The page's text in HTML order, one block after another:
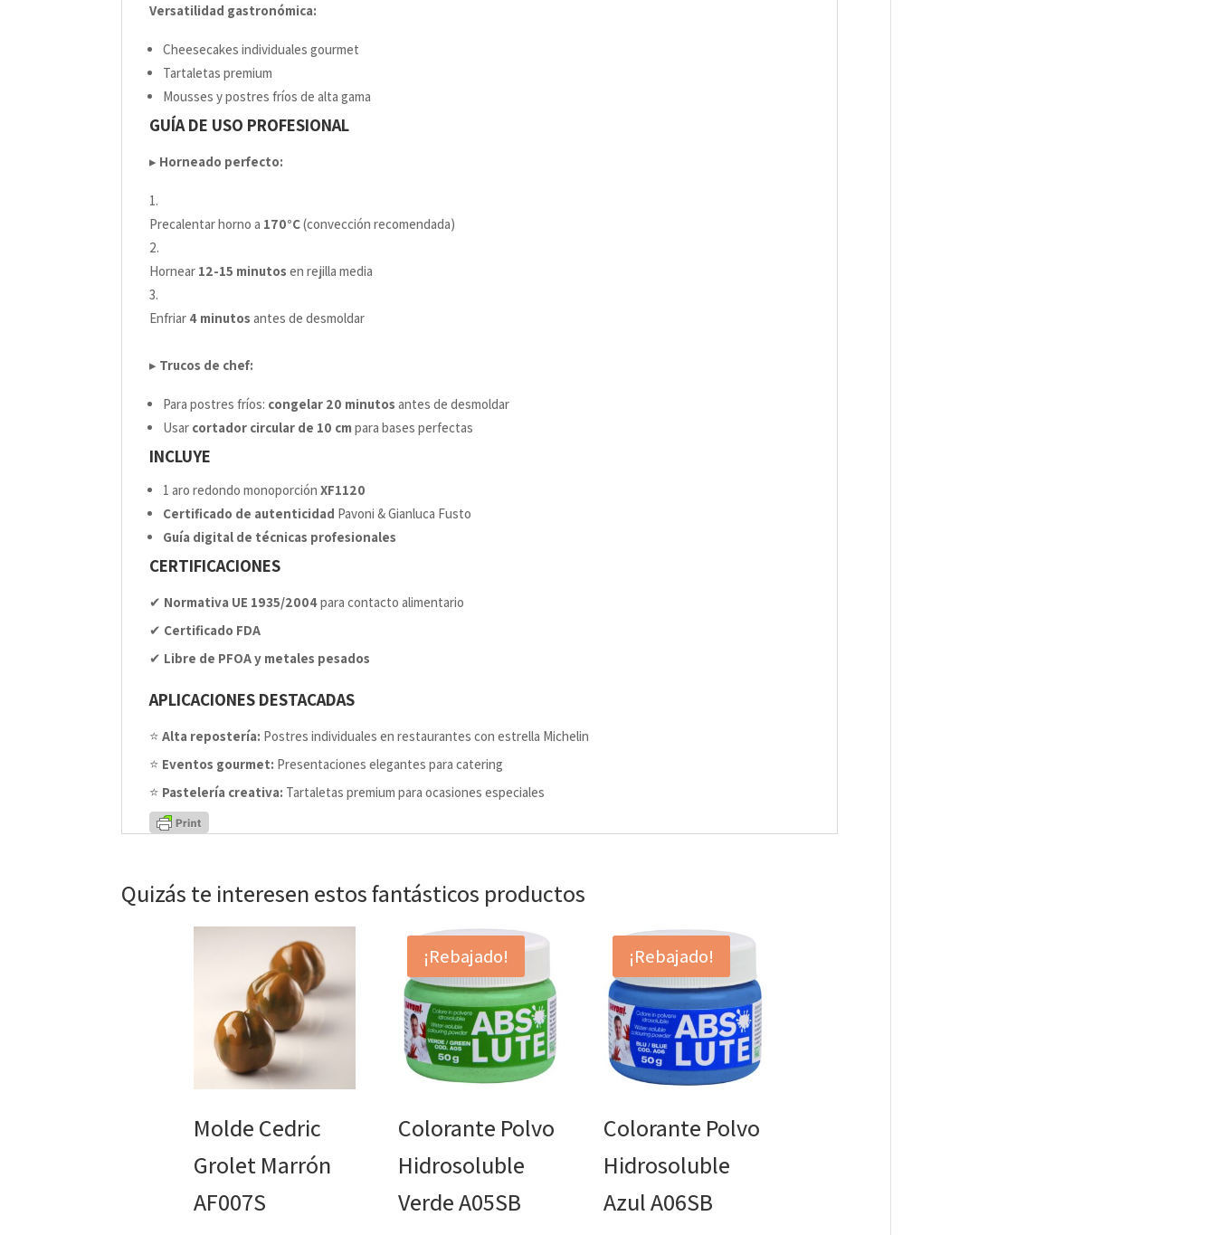
Versatilidad gastronómica:
Cheesecakes individuales gourmet
Tartaletas premium
Mousses y postres fríos de alta gama
GUÍA DE USO PROFESIONAL
▸ Horneado perfecto:
Precalentar horno a 170°C(convección recomendada)
Hornear 12-15 minutos en rejilla media
Enfriar 4 minutos antes de desmoldar
▸ Trucos de chef:
Para postres fríos: congelar 20 minutos antes de desmoldar
Usar cortador circular de 10 cm para bases perfectas
INCLUYE
1 aro redondo monoporciónXF1120
Certificado de autenticidad Pavoni & Gianluca Fusto
Guía digital de técnicas profesionales
CERTIFICACIONES
✔ Normativa UE 1935/2004para contacto alimentario
✔ Certificado FDA
✔ Libre de PFOA y metales pesados
APLICACIONES DESTACADAS
⭐Alta repostería: Postres individuales en restaurantes con estrella Michelin
⭐ Eventos gourmet: Presentaciones elegantes para catering
⭐ Pastelería creativa: Tartaletas premium para ocasiones especiales
Quizás te interesen estos fantásticos productos
Molde Cedric
Grolet Marrón
AF007S
¡Rebajado!
Colorante Polvo
Hidrosoluble
Verde A05SB
¡Rebajado!
Colorante Polvo
Hidrosoluble
Azul A06SB